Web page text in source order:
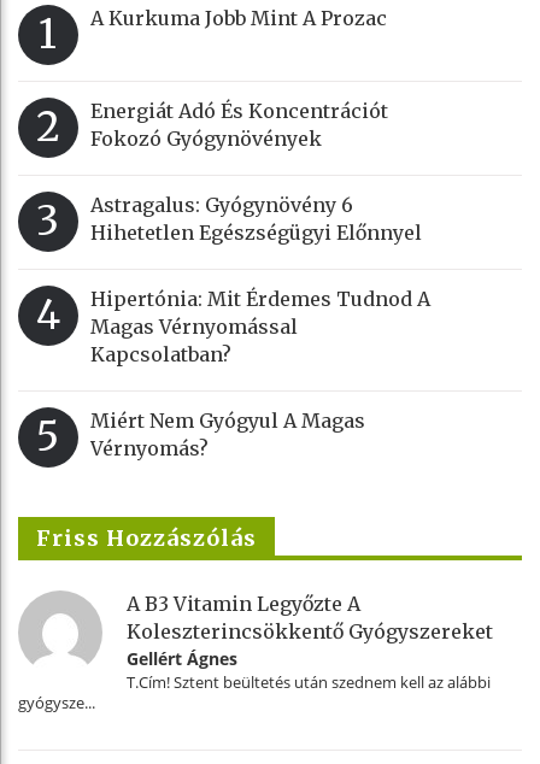
1 A Kurkuma Jobb Mint A Prozac
2
Energiát Adó És Koncentrációt
Fokozó Gyógynövények
3
Astragalus: Gyógynövény 6
Hihetetlen Egészségügyi Előnnyel
4
Hipertónia: Mit Érdemes Tudnod A
Magas Vérnyomással
Kapcsolatban?
5
Miért Nem Gyógyul A Magas
Vérnyomás?
Friss Hozzászólás
A B3 Vitamin Legyőzte A
Koleszterincsökkentő Gyógyszereket
Gellért Ágnes
T.Cím! Sztent beültetés után szednem kell az alábbi
gyógysze...